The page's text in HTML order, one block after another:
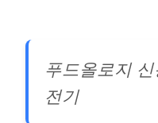
푸드올로지
전기